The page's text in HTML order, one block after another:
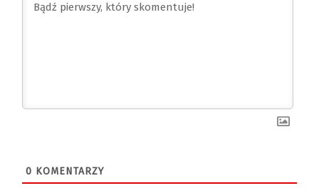
0 KOMENTARZY